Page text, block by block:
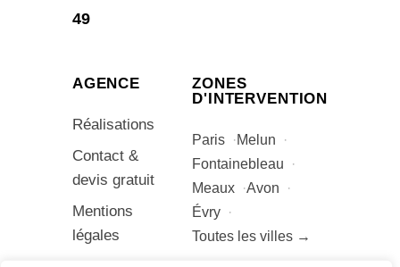
49
AGENCE
Réalisations
Contact &
devis gratuit
Mentions
légales
ZONES
D'INTERVENTION
Paris
Melun
Fontainebleau
Meaux
Avon
Évry
Toutes les villes →